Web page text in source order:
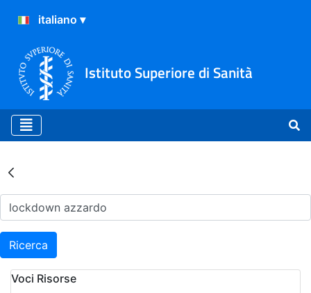
Istituto Superiore di Sanità
Risultati della Ricerca -
Ricerca
Voci Risorse